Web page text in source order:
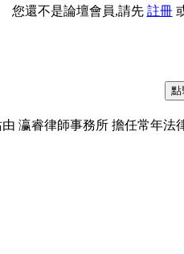
您還不是論壇會員,請先 註冊
瀛睿律師事務所 擔任常年法